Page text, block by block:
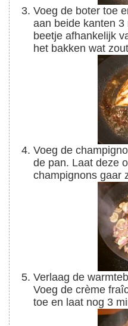
Voeg de boter toe en bak de kipschnitzels
aan beide kanten
beetje afhankelijk
het bakken wat
Voeg de champignons en de spekjes toe aan
de pan. Laat deze
champignons gaar
Verlaag de
Voeg de crème fraîche en de geraspte kaas
toe en laat nog 3